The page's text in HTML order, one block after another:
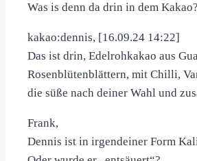
Was is denn da drin in dem Kakao?
kakao:dennis, [16.09.24 14:22]
Das ist drin, Edelrohkakao aus
Rosenblütenblättern, mit Chilli,
die süße nach deiner Wahl und
Frank,
Dennis ist in irgendeiner Form